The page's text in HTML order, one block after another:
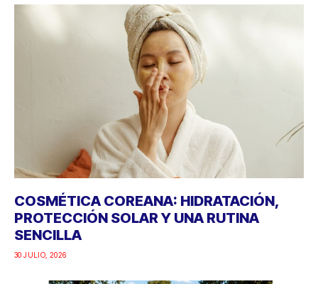
COSMÉTICA COREANA: HIDRATACIÓN,
PROTECCIÓN SOLAR Y UNA RUTINA
SENCILLA
30 JULIO, 2026